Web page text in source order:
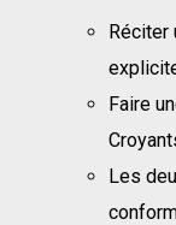
Réciter
Faire
Les